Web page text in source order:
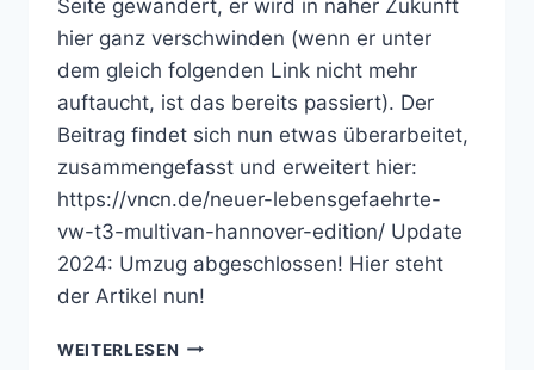
Seite gewandert, er wird in naher Zukunft
hier ganz verschwinden (wenn er unter
dem gleich folgenden Link nicht mehr
auftaucht, ist das bereits passiert). Der
Beitrag findet sich nun etwas überarbeitet,
zusammengefasst und erweitert hier:
https://vncn.de/neuer-lebensgefaehrte-
vw-t3-multivan-hannover-edition/ Update
2024: Umzug abgeschlossen! Hier steht
der Artikel nun!
WEITERLESEN DICK